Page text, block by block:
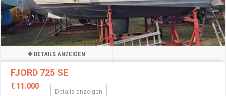
DETAILS ANZEIGEN
FJORD 725 SE
€ 11.000
Details anzeigen